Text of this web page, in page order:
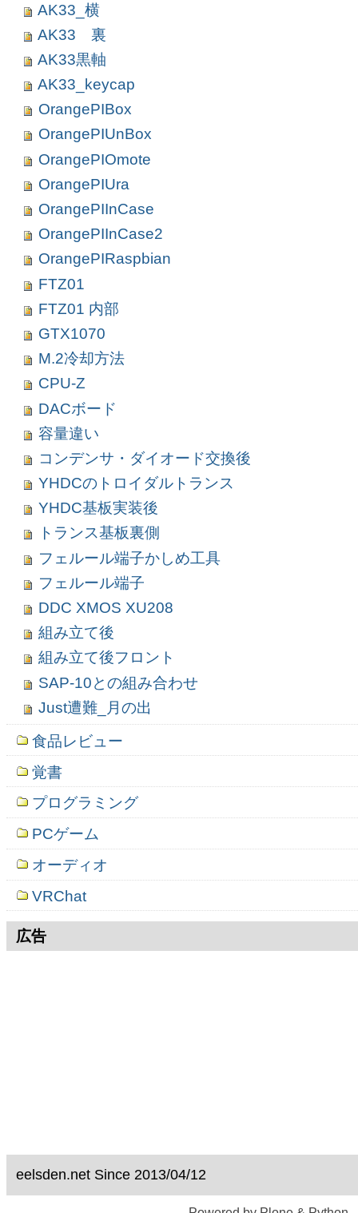
AK33_横
AK33 裏
AK33黒軸
AK33_keycap
OrangePIBox
OrangePIUnBox
OrangePIOmote
OrangePIUra
OrangePIInCase
OrangePIInCase2
OrangePIRaspbian
FTZ01
FTZ01 内部
GTX1070
M.2冷却方法
CPU-Z
DACボード
容量違い
コンデンサ・ダイオード交換後
YHDCのトロイダルトランス
YHDC基板実装後
トランス基板裏側
フェルール端子かしめ工具
フェルール端子
DDC XMOS XU208
組み立て後
組み立て後フロント
SAP-10との組み合わせ
Just遭難_月の出
食品レビュー
覚書
プログラミング
PCゲーム
オーディオ
VRChat
広告
eelsden.net Since 2013/04/12